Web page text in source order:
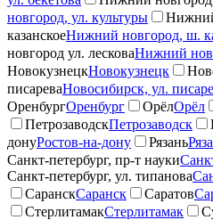
новгород, ул. культуры
казанскоеНижний новгород, ш.
новгород ул. лесковаНижний
НовокузнецкНовокузнецк
писареваНовосибирск, ул.
ОренбургОренбург ОрёлОрёл
ПетрозаводскПетрозаводск
донуРостов-на-дону Рязань
Санкт-петербург, пр-т науки
Санкт-петербург, ул. типанова
СаранскСаранск Саратов
СтерлитамакСтерлитамак